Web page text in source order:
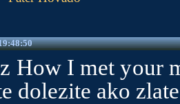
How I met your
dolezite ako